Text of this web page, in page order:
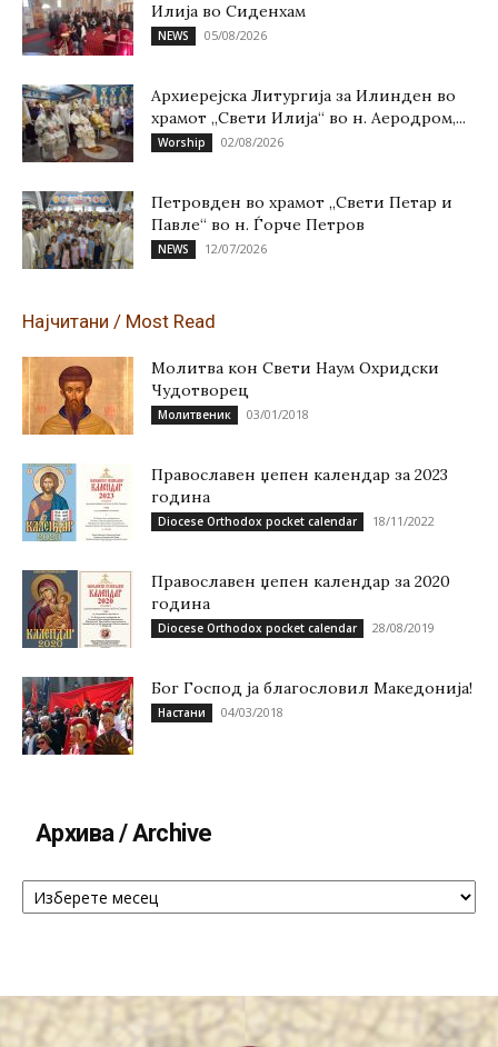
Илија во Сиденхам
NEWS 05/08/2026
Архиерејска Литургија за Илинден во
храмот „Свети Илија“ во н. Аеродром,...
Worship 02/08/2026
Петровден во храмот „Свети Петар и
Павле“ во н. Ѓорче Петров
NEWS 12/07/2026
Најчитани / Most Read
Молитва кон Свети Наум Охридски
Чудотворец
Молитвеник 03/01/2018
Православен џепен календар за 2023
година
Diocese Orthodox pocket calendar 18/11/2022
Православен џепен календар за 2020
година
Diocese Orthodox pocket calendar 28/08/2019
Бог Господ ја благословил Македонија!
Настани 04/03/2018
Архива / Archive
Архива